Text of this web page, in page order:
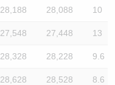
28,188 28,088 10
27,548 27,448 13
28,328 28,228 9.6
28,628 28,528 8.6